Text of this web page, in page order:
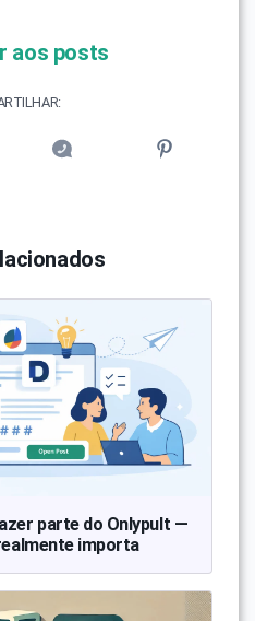
aos posts
parte do Onlypult —
importa